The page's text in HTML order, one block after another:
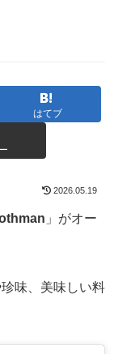
はてブ
2026.05.19
」がオー
味、美味しい料